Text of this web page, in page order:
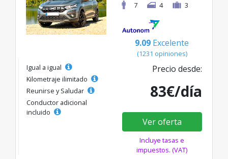
7
4 3
9.09 Excelente
(1231 opiniones)
Igual a igual
Kilometraje ilimitado
Reunirse y Saludar
Conductor adicional
incluido
Precio desde:
83€/día
Ver oferta
Incluye tasas e
impuestos. (VAT)